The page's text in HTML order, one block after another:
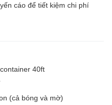
cáo để tiết kiệm chi phí
40ft
(cả bóng và mờ)